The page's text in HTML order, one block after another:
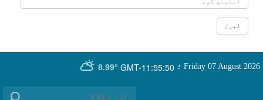
GMT-11:55:50
8.99° Friday 07 August 2026 ؛